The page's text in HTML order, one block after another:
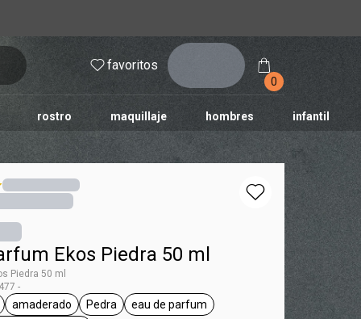
favoritos
0
rostro maquillaje hombres infantil
Ekos Piedra 50 ml
Piedra 50 ml
-
unisexetiqueta amaderado
amaderado
etiqueta Pedra
Pedra
etiqueta eau de parfum
eau de parfum